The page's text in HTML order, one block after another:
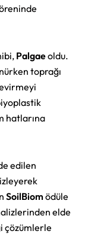
Palgaeoldu.
toprağı
hatlarına
edilen
SoilBiomödüle
elde
çözümlerle